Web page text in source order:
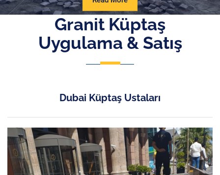
More
Granit Küptaş
Uygulama & Satış
Dubai Küptaş Ustaları